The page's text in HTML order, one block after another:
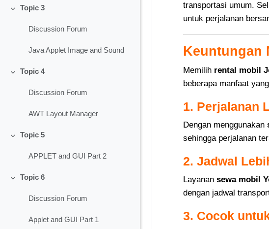
Collapse
Topic 3
Discussion Forum
Java Applet Image and Sound
Collapse
Topic 4
Discussion Forum
AWT Layout Manager
Collapse
Topic 5
APPLET and GUI Part 2
Collapse
Topic 6
Discussion Forum
Applet and GUI Part 1
transportasi umum.
untuk perjalanan
Keuntungan
Memilih rental mobil
beberapa manfaat
1. Perjalanan
Dengan menggunakan
sehingga perjalanan
2. Jadwal
Layanan sewa mobil
dengan jadwal
3. Cocok